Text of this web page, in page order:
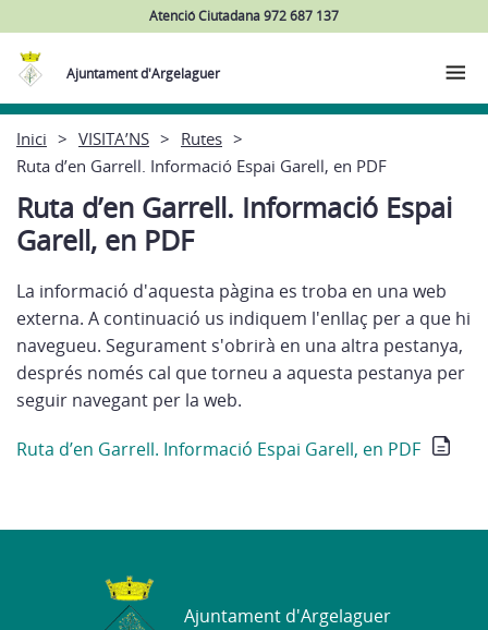
Atenció Ciutadana 972 687 137
Ajuntament d'Argelaguer
Inici VISITA’NS
Rutes
Ruta d’en Garrell. Informació Espai Garell, en PDF
Ruta d’en Garrell. Informació Espai
Garell, en PDF
La informació d'aquesta pàgina es troba en una web
externa. A continuació us indiquem l'enllaç per a que hi
navegueu. Segurament s'obrirà en una altra pestanya,
després només cal que torneu a aquesta pestanya per
seguir navegant per la web.
Ruta d’en Garrell. Informació Espai Garell, en PDF
Ajuntament d'Argelaguer